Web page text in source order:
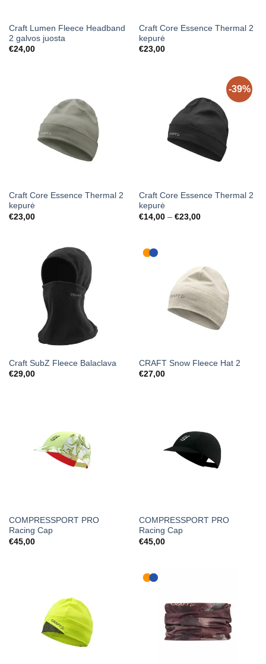
Craft Lumen Fleece Headband
2 galvos juosta
€24,00
Craft Core Essence Thermal 2
kepurė
€23,00
Craft Core Essence Thermal 2
kepurė
€23,00
-39%
Craft Core Essence Thermal 2
kepurė
€14,00 – €23,00Price
Craft SubZ Fleece Balaclava
€29,00
CRAFT Snow Fleece Hat 2
€27,00
COMPRESSPORT PRO
Racing Cap
€45,00
COMPRESSPORT PRO
Racing Cap
€45,00